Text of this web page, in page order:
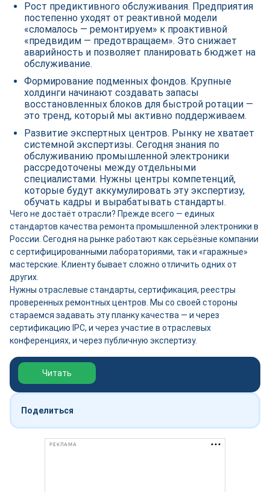
Рост предиктивного обслуживания. Предприятия
постепенно уходят от реактивной модели
«сломалось — ремонтируем» к проактивной
«предвидим — предотвращаем». Это снижает
аварийность и позволяет планировать бюджет на
обслуживание.
Формирование подменных фондов. Крупные
холдинги начинают создавать запасы
восстановленных блоков для быстрой ротации —
это тренд, который мы активно поддерживаем.
Развитие экспертных центров. Рынку не хватает
системной экспертизы. Сегодня знания по
обслуживанию промышленной электроники
рассредоточены между отдельными
специалистами. Нужны центры компетенций,
которые будут аккумулировать эту экспертизу,
обучать кадры и вырабатывать стандарты.
Чего не достаёт отрасли? Прежде всего — единых
стандартов качества ремонта промышленной электроники в
России. Сегодня на рынке работают как серьёзные компании
с сертифицированными лабораториями, так и «гаражные»
мастерские. Клиенту бывает сложно отличить одних от
других.
Нужны отраслевые стандарты, сертификация, реестры
проверенных ремонтных центров. Мы со своей стороны
стараемся задавать эту планку качества — и через
сертификацию IPC, и через участие в отраслевых
конференциях, и через публичную экспертизу.
Обзор выставки Нефтегаз-2026
Читать
Поделиться
РЕКЛАМА